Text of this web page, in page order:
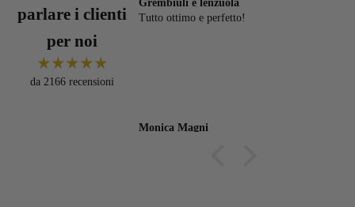
parlare i clienti
per noi
da 2166 recensioni
Grembiuli e lenzuola
Tutto ottimo e perfetto!
Monica Magni